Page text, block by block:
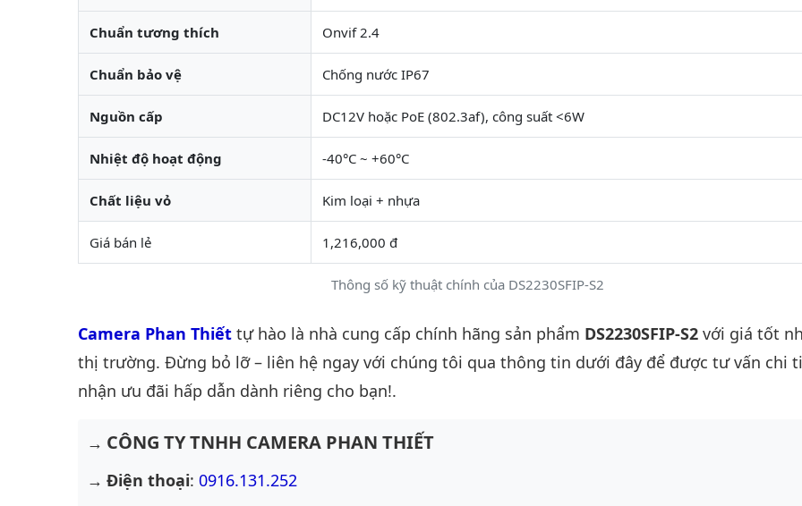
Thông số kỹ thuật chính của DS2230SFIP-S2
Chuẩn tương thích Onvif 2.4
Chuẩn bảo vệ Chống nước IP67
Nguồn cấp DC12V hoặc PoE (802.3af), công suất <6W
Nhiệt độ hoạt động -40°C ~ +60°C
Chất liệu vỏ Kim loại + nhựa
Giá bán lẻ 1,216,000 đ
Camera Phan Thiết tự hào là nhà cung cấp chính hãng sản phẩm DS2230SFIP-S2 với giá tốt
thị trường. Đừng bỏ lỡ – liên hệ ngay với chúng tôi qua thông tin dưới đây để được tư vấn chi
nhận ưu đãi hấp dẫn dành riêng cho bạn!.
CÔNG TY TNHH CAMERA PHAN THIẾT
Điện thoại: 0916.131.252